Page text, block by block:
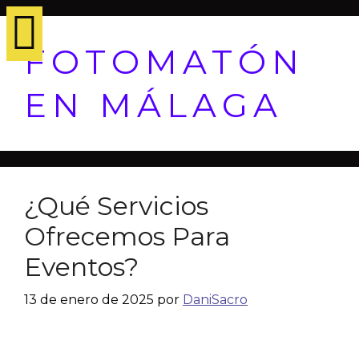
FOTOMATÓN
EN MÁLAGA
¿Qué Servicios
Ofrecemos Para
Eventos?
13 de enero de 2025 por DaniSacro